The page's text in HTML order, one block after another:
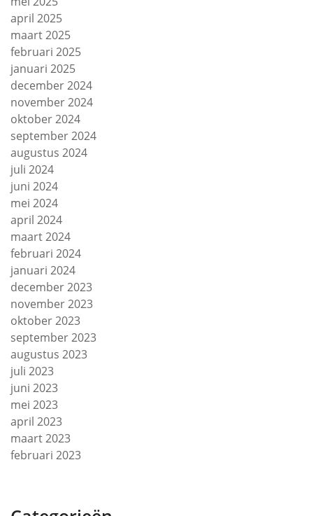
april 2025
maart 2025
februari 2025
januari 2025
december 2024
november 2024
oktober 2024
september 2024
augustus 2024
juli 2024
juni 2024
mei 2024
april 2024
maart 2024
februari 2024
januari 2024
december 2023
november 2023
oktober 2023
september 2023
augustus 2023
juli 2023
juni 2023
mei 2023
april 2023
maart 2023
februari 2023